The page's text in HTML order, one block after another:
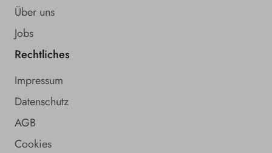
Über uns
Jobs
Rechtliches
Impressum
Datenschutz
AGB
Cookies